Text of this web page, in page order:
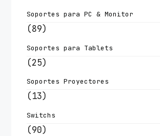
Soportes para PC & Monitor
(89)
Soportes para Tablets
(25)
Soportes Proyectores
(13)
Switchs
(90)